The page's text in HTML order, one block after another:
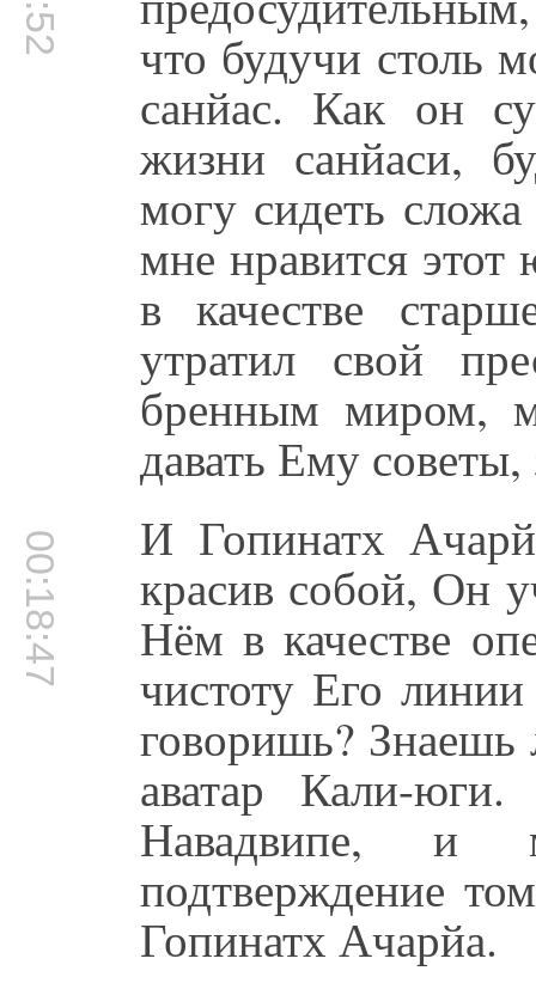
что будучи столь
санйас. Как он
жизни санйаси,
могу сидеть
мне нравится
в качестве
утратил свой
бренным миром,
давать Ему
00:18:47 И Гопинатх
красив собой, Он
Нём в качестве
чистоту Его
говоришь? Знаешь
аватар Кали-
Навадвипе,
подтверждение
Гопинатх Ачарйа.